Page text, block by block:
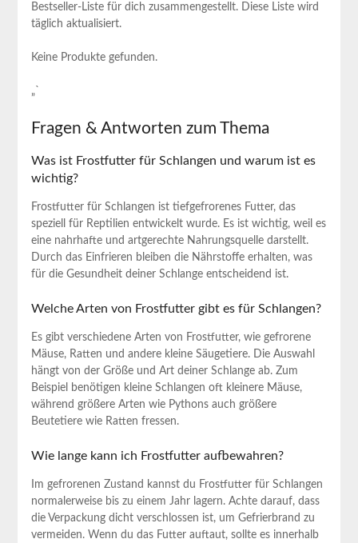
Bestseller-Liste für dich zusammengestellt. Diese ⁤Liste wird
täglich⁤ aktualisiert.
Keine Produkte gefunden.
„`
Fragen ⁤& Antworten zum Thema
Was ‍ist Frostfutter ‍für Schlangen und ​warum ist es
wichtig?
Frostfutter ‌für Schlangen ist ⁣tiefgefrorenes Futter, das
speziell für Reptilien ‍entwickelt⁣ wurde. Es ist ​wichtig, weil es
eine nahrhafte und artgerechte ‍Nahrungsquelle darstellt.
Durch das Einfrieren ⁣bleiben ​die Nährstoffe erhalten, was⁤
für die Gesundheit ⁣deiner Schlange ⁤entscheidend⁣ ist.
Welche ​Arten von ⁤Frostfutter gibt es für Schlangen?
Es gibt verschiedene Arten von Frostfutter, wie⁤ gefrorene
Mäuse,⁣ Ratten und andere kleine Säugetiere. ‌Die Auswahl​
hängt von der Größe und Art deiner Schlange ab. Zum
Beispiel benötigen kleine Schlangen oft kleinere ⁤Mäuse,⁣
während größere Arten⁤ wie Pythons ‌auch größere⁣
Beutetiere wie Ratten fressen.
Wie ‍lange kann ich Frostfutter aufbewahren?
Im gefrorenen Zustand kannst du Frostfutter für Schlangen
normalerweise‍ bis‌ zu einem Jahr ​lagern. Achte darauf,⁤ dass
die Verpackung ⁢dicht verschlossen ist,⁣ um Gefrierbrand zu
vermeiden. Wenn du​ das Futter auftaut,‌ sollte ‌es innerhalb